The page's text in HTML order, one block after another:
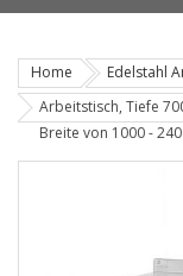
Home
Edelstahl
Arbeitstisch, Tiefe
Breite von 1000 -